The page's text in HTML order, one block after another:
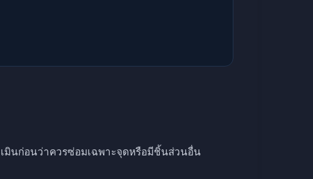
มินก่อนว่าควรซ่อมเฉพาะจุดหรือมีชิ้นส่วนอื่น